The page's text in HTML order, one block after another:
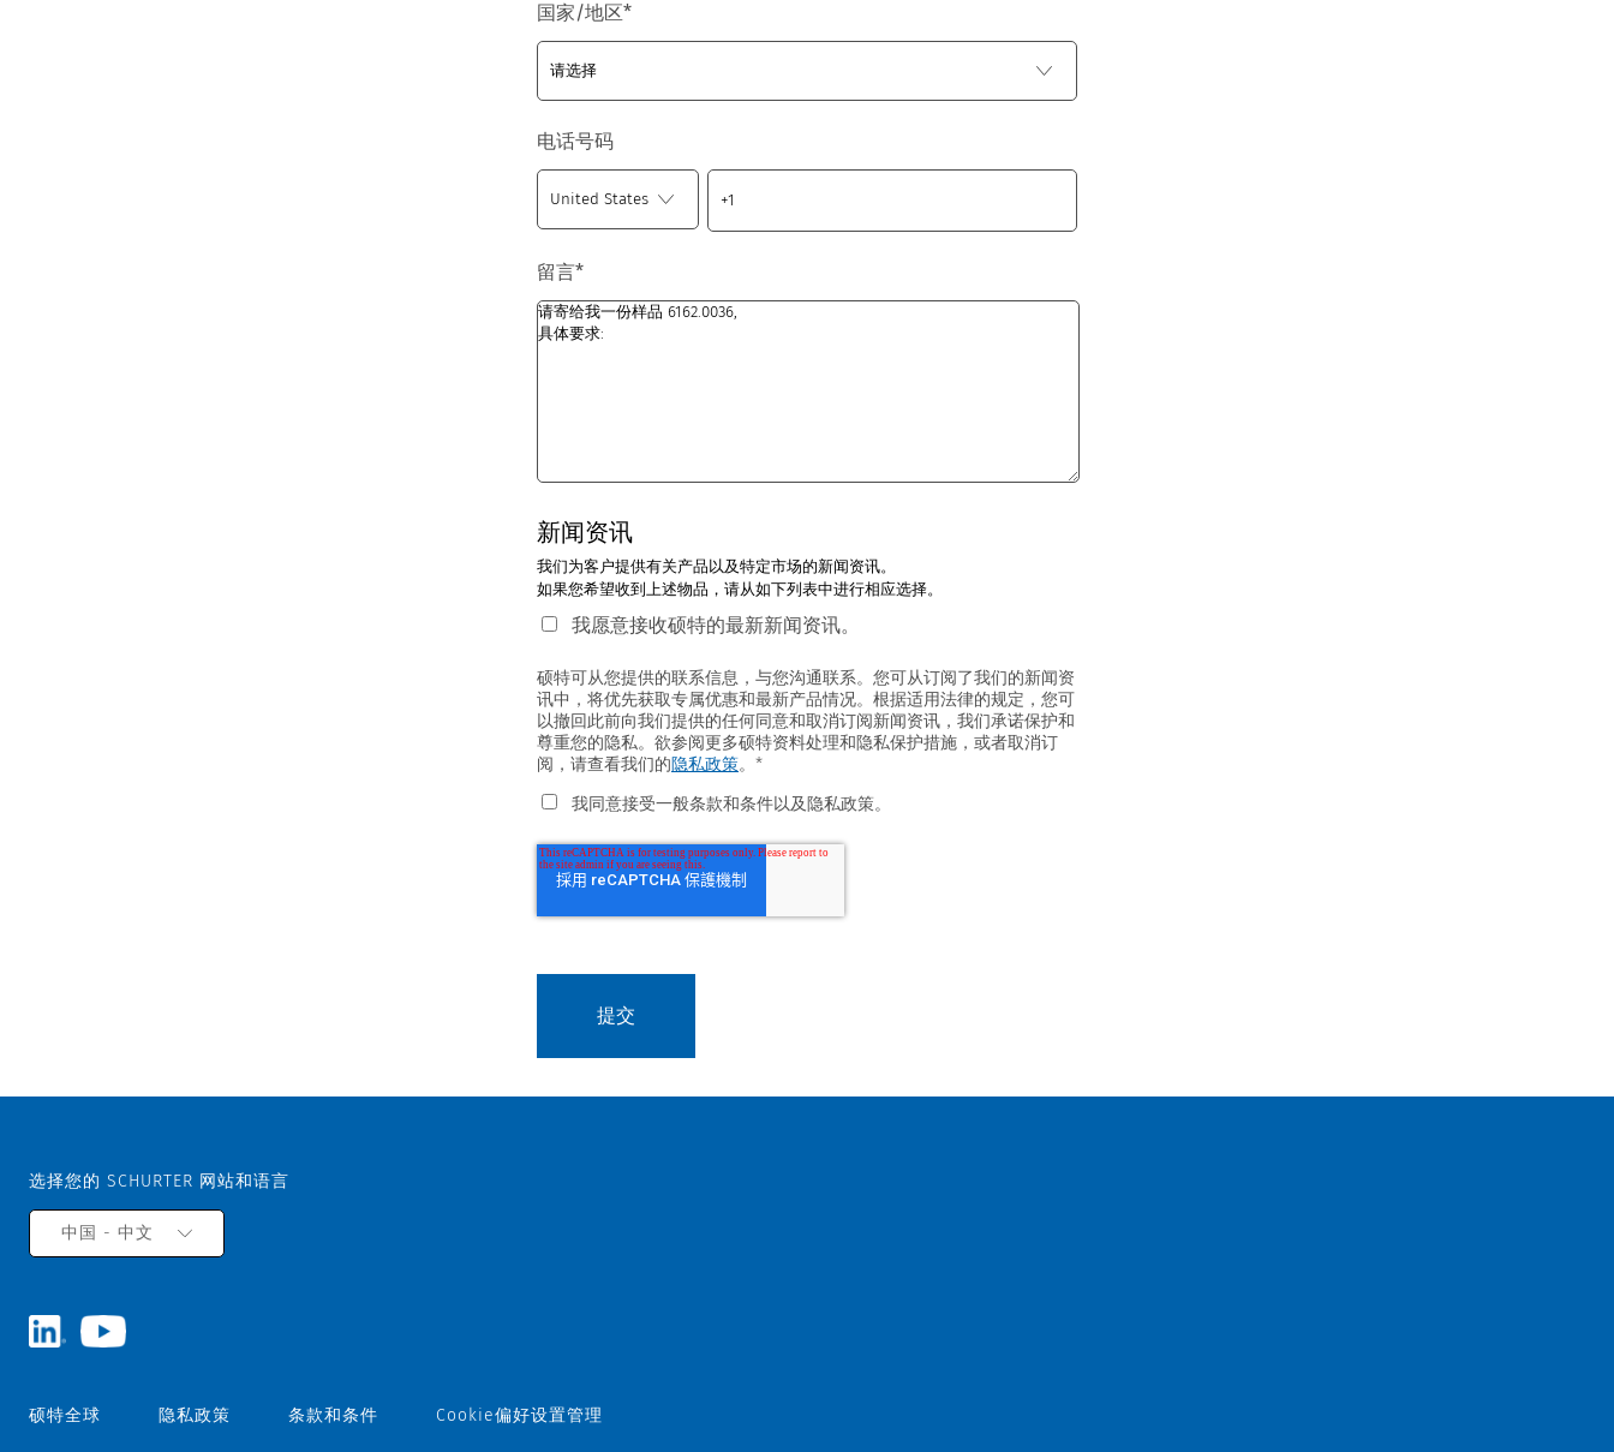
国家/地区*
电话号码
留言*
新闻资讯
我们为客户提供有关产品以及特定市场的新闻资讯。
如果您希望收到上述物品，请从如下列表中进行相应选择。
我愿意接收硕特的最新新闻资讯。
硕特可从您提供的联系信息，与您沟通联系。您可从订阅了我们的新闻资
讯中，将优先获取专属优惠和最新产品情况。根据适用法律的规定，您可
以撤回此前向我们提供的任何同意和取消订阅新闻资讯，我们承诺保护和
尊重您的隐私。欲参阅更多硕特资料处理和隐私保护措施，或者取消订
阅，请查看我们的隐私政策。 *
我同意接受一般条款和条件以及隐私政策。
选择您的 SCHURTER 网站和语言
中国 - 中文
硕特全球 隐私政策 条款和条件 Cookie偏好设置管理